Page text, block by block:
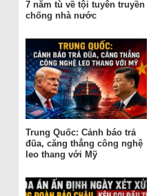
7 năm tù về tội tuyên truyền
chống nhà nước
Trung Quốc: Cảnh báo trả
đũa, căng thẳng công nghệ
leo thang với Mỹ